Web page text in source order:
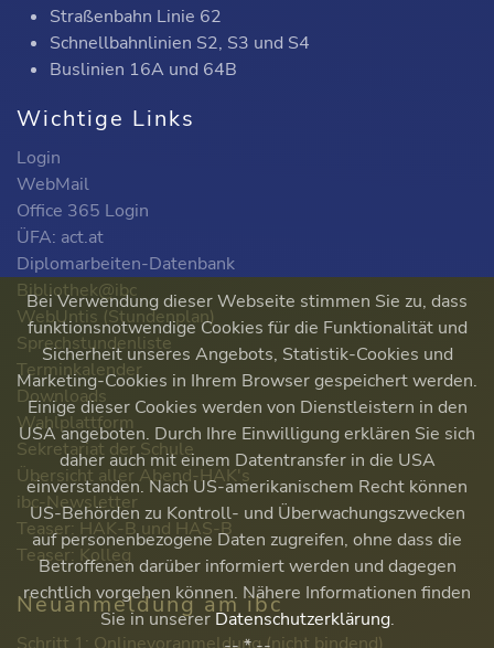
Straßenbahn Linie 62
Schnellbahnlinien S2, S3 und S4
Buslinien 16A und 64B
Wichtige Links
Login
WebMail
Office 365 Login
ÜFA: act.at
Diplomarbeiten-Datenbank
Bibliothek@ibc
WebUntis (Stundenplan)
Sprechstundenliste
Terminkalender
Downloads
Wahlplattform
Sekretariat der Schule
Übersicht aller Abend-HAK's
ibc-Newsletter
Teaser: HAK-B und HAS-B
Teaser: Kolleg
Neuanmeldung am ibc
Bei Verwendung dieser Webseite stimmen Sie zu, dass
funktionsnotwendige Cookies für die Funktionalität und
Sicherheit unseres Angebots, Statistik-Cookies und
Marketing-Cookies in Ihrem Browser gespeichert werden.
Einige dieser Cookies werden von Dienstleistern in den
USA angeboten. Durch Ihre Einwilligung erklären Sie sich
daher auch mit einem Datentransfer in die USA
einverstanden. Nach US-amerikanischem Recht können
US-Behörden zu Kontroll- und Überwachungszwecken
auf personenbezogene Daten zugreifen, ohne dass die
Betroffenen darüber informiert werden und dagegen
rechtlich vorgehen können. Nähere Informationen finden
Sie in unsererDatenschutzerklärung.